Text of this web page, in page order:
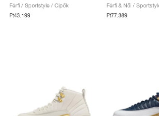
Férfi / Sportstyle / Cipők
Ft43.199
Férfi & Női /
Ft77.389